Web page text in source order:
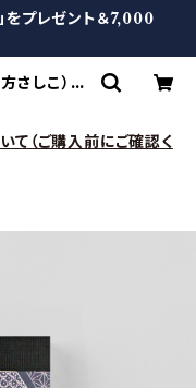
をプレゼント＆7,000
さしこ） |
て（ご購入前にご確認く